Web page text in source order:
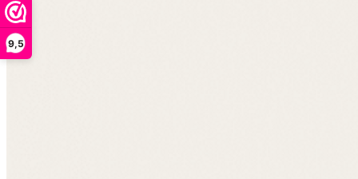
9,5